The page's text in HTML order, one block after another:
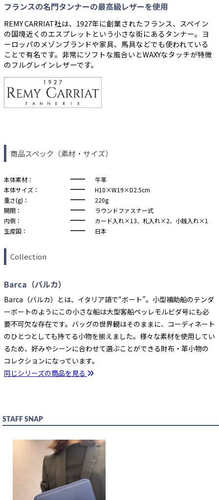
フランスの名門タンナーの最高級レザーを使用
REMY CARRIAT社は、1927年に創業されたフランス、スペイン
の国境近くのエスプレットという小さな街にあるタンナー。ヨ
ーロッパのメゾンブランドや家具、馬具などでも使われている
ことで有名です。非常にソフトな風合いとWAXYなタッチが特徴
のフルグレインレザーです。
商品スペック（素材・サイズ）
本体素材：
牛革
本体サイズ：
H10×W19×D2.5cm
重さ(g)：
220g
開閉：
ラウンドファスナー式
内側：
カード入れ×13、札入れ×2、小銭入れ×1
生産国：
日本
Collection
Barca（バルカ）
Barca（バルカ）とは、イタリア語で“ボート”。小型補助船のテンダ
ーボートのようにこの小さな船は大型客船ペッレモルビダ号にも必
要不可欠な存在です。バッグの世界観はそのままに、コーディネート
のひとつとしても持てる小物を揃えました。様々な素材を使用してい
るため、好みやシーンに合わせて選ぶことができる財布・革小物の
コレクションになっています。
同じシリーズの商品を見る
STAFF SNAP